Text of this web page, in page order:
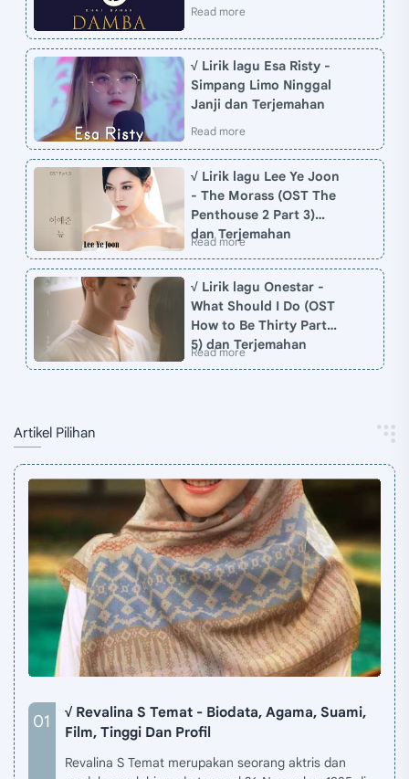
√ Lirik lagu Esa Risty -
Simpang Limo Ninggal
Janji dan Terjemahan
√ Lirik lagu Lee Ye Joon
- The Morass (OST The
Penthouse 2 Part 3)
dan Terjemahan
√ Lirik lagu Onestar -
What Should I Do (OST
How to Be Thirty Part
5) dan Terjemahan
Artikel Pilihan
√ Revalina S Temat - Biodata, Agama, Suami,
Film, Tinggi Dan Profil
Revalina S Temat merupakan seorang aktris dan